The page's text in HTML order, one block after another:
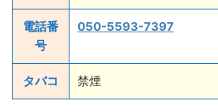
電話番
号
050-5593-7397
タバコ 禁煙